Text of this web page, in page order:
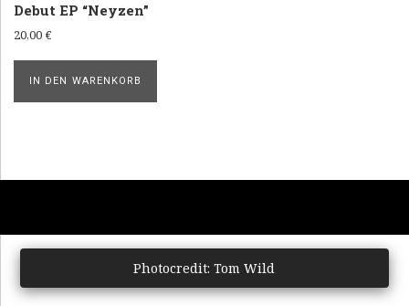
I
B
U
A
Debut EP “Neyzen”
20,00 €
IN DEN WARENKORB
Photocredit: Tom Wild